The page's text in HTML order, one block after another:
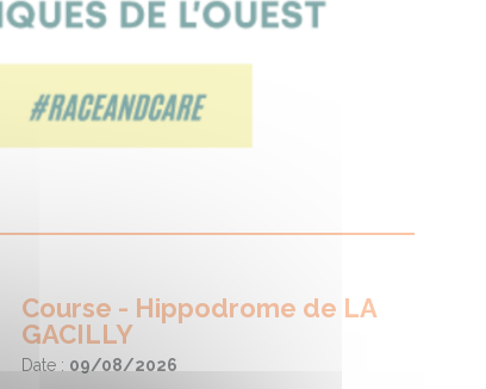
Course - Hippodrome de LA
GACILLY
Date : 09/08/2026